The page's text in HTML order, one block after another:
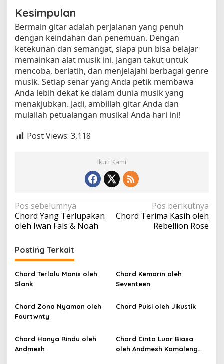
Kesimpulan
Bermain gitar adalah perjalanan yang penuh
dengan keindahan dan penemuan. Dengan
ketekunan dan semangat, siapa pun bisa belajar
memainkan alat musik ini. Jangan takut untuk
mencoba, berlatih, dan menjelajahi berbagai genre
musik. Setiap senar yang Anda petik membawa
Anda lebih dekat ke dalam dunia musik yang
menakjubkan. Jadi, ambillah gitar Anda dan
mulailah petualangan musikal Anda hari ini!
Post Views: 3,118
Ikuti Kami
N
a
i
g
a
s
i
p
o
s
Pos sebelumnya
Chord Yang Terlupakan
oleh Iwan Fals & Noah
Pos berikutnya
Chord Terima Kasih oleh
Rebellion Rose
Posting Terkait
Chord Terlalu Manis oleh
Slank
Chord Kemarin oleh
Seventeen
Chord Zona Nyaman oleh
Fourtwnty
Chord Puisi oleh Jikustik
Chord Hanya Rindu oleh
Andmesh
Chord Cinta Luar Biasa
oleh Andmesh Kamaleng